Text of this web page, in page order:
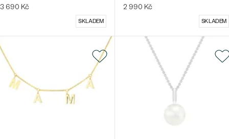
3 690 Kč
SKLADEM
2 990 Kč
SKLADEM